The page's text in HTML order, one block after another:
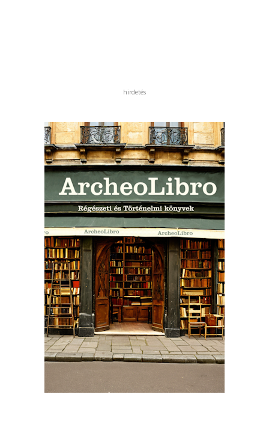
hirdetés